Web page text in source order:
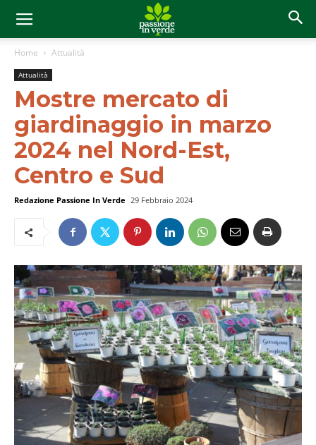
Home Attualità
Attualità
Mostre mercato di
giardinaggio in marzo
2024 nel Nord-Est,
Centro e Sud
Redazione Passione In Verde 29 Febbraio 2024